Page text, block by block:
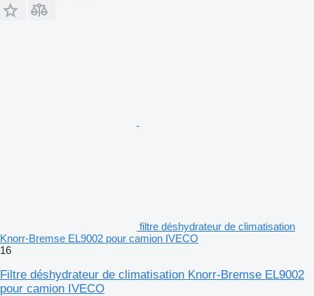
filtre déshydrateur de climatisation
Knorr-Bremse EL9002 pour camion IVECO
16
Filtre déshydrateur de climatisation Knorr-Bremse EL9002
pour camion IVECO